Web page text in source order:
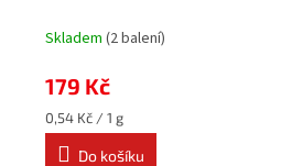
Skladem (2 balení)
179 Kč
Měrná
cena:
0,54 Kč / 1 g
Do košíku